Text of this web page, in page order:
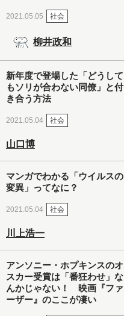
2021.05.05 社会
柳井政和
新年度で登場した「どうして
もソリが合わない同僚」と付
き合う方法
2021.05.04 社会
山口博
マンガでわかる「ウイルスの
変異」ってなに？
2021.05.04 社会
川上浩一
アンソニー・ホプキンスのオ
スカー受賞は「番狂わせ」な
んかじゃない！ 映画『ファ
ーザー』のここが凄い